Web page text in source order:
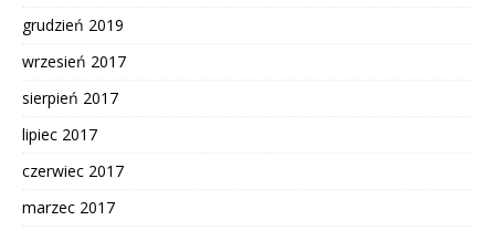
grudzień 2019
wrzesień 2017
sierpień 2017
lipiec 2017
czerwiec 2017
marzec 2017